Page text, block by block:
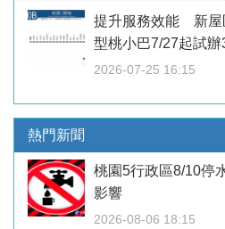
提升服務效能 新屋
型桃小巴7/27起試辦
2026-07-25 16:15
熱門新聞
桃園5行政區8/10
影響
2026-08-06 18:15